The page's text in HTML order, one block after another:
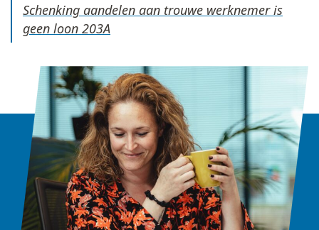
Schenking aandelen aan trouwe werknemer is
geen loon